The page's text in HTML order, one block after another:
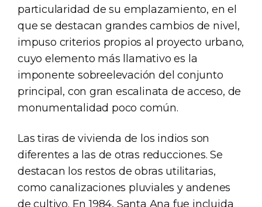
particularidad de su emplazamiento, en el
que se destacan grandes cambios de nivel,
impuso criterios propios al proyecto urbano,
cuyo elemento más llamativo es la
imponente sobreelevación del conjunto
principal, con gran escalinata de acceso, de
monumentalidad poco común.
Las tiras de vivienda de los indios son
diferentes a las de otras reducciones. Se
destacan los restos de obras utilitarias,
como canalizaciones pluviales y andenes
de cultivo. En 1984, Santa Ana fue incluida